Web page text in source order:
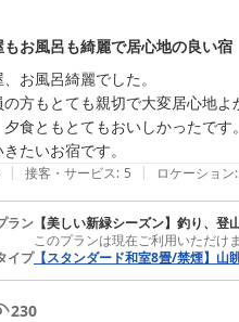
もお風呂も綺麗で居心地の良い宿
お風呂綺麗でした。
方もとても親切で大変居心地よ
食ともとてもおいしかったです。
たいお宿です。
| 接客・サービス: 5 | ロケーション:
ラン 【美しい新緑シーズン】釣り、
このプランは現在ご利用いただけ
イプ【スタンダード和室8畳/禁煙】山
230